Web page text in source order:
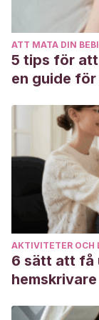
, J D;
(2018)Folic
defects: A
Radziejewska
choline
development.
Green, R;
Nutritional
297-317.
Djuric, D;
overview of
et al(2016)
ATT MATA DIN
5 tips för att
en guide
AKTIVITETER OCH
6 sätt att få
hemskrivare